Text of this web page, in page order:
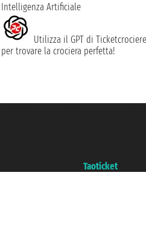
Intelligenza Artificiale
Utilizza il GPT di Ticketcrociere
per trovare la crociera perfetta!
Taoticket